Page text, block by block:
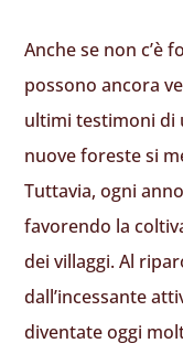
Anche se non c’è
possono ancora
ultimi testimoni di
nuove foreste si
Tuttavia, ogni
favorendo la
dei villaggi. Al
dall’incessante
diventate oggi